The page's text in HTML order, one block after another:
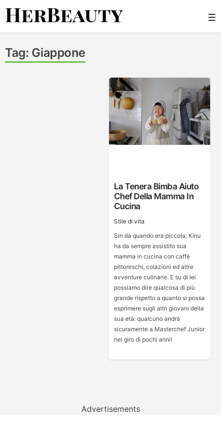
Skip
☰
Tag: Giappone
La Tenera Bimba Aiuto
Chef Della Mamma In
Cucina
Stile di vita
Sin da quando era piccola, Kinu
ha da sempre assistito sua
mamma in cucina con caffè
pittoreschi, colazioni ed altre
avventure culinarie. E su di lei
possiamo dire qualcosa di più
grande rispetto a quanto si possa
esprimere sugli altri giovani della
sua età: qualcuno andrà
sicuramente a Masterchef Junior
nel giro di pochi anni!
Advertisements